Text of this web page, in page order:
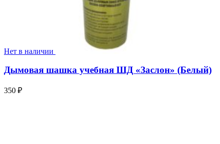
Нет в наличии
Дымовая шашка учебная ШД «Заслон» (Белый)
350 ₽